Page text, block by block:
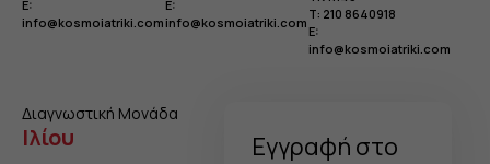
E:
info@kosmoiatriki.com
E:
info@kosmoiatriki.com
Τ: 210 8640918
E:
info@kosmoiatriki.com
Διαγνωστική Μονάδα
Ιλίου Eγγραφή στo